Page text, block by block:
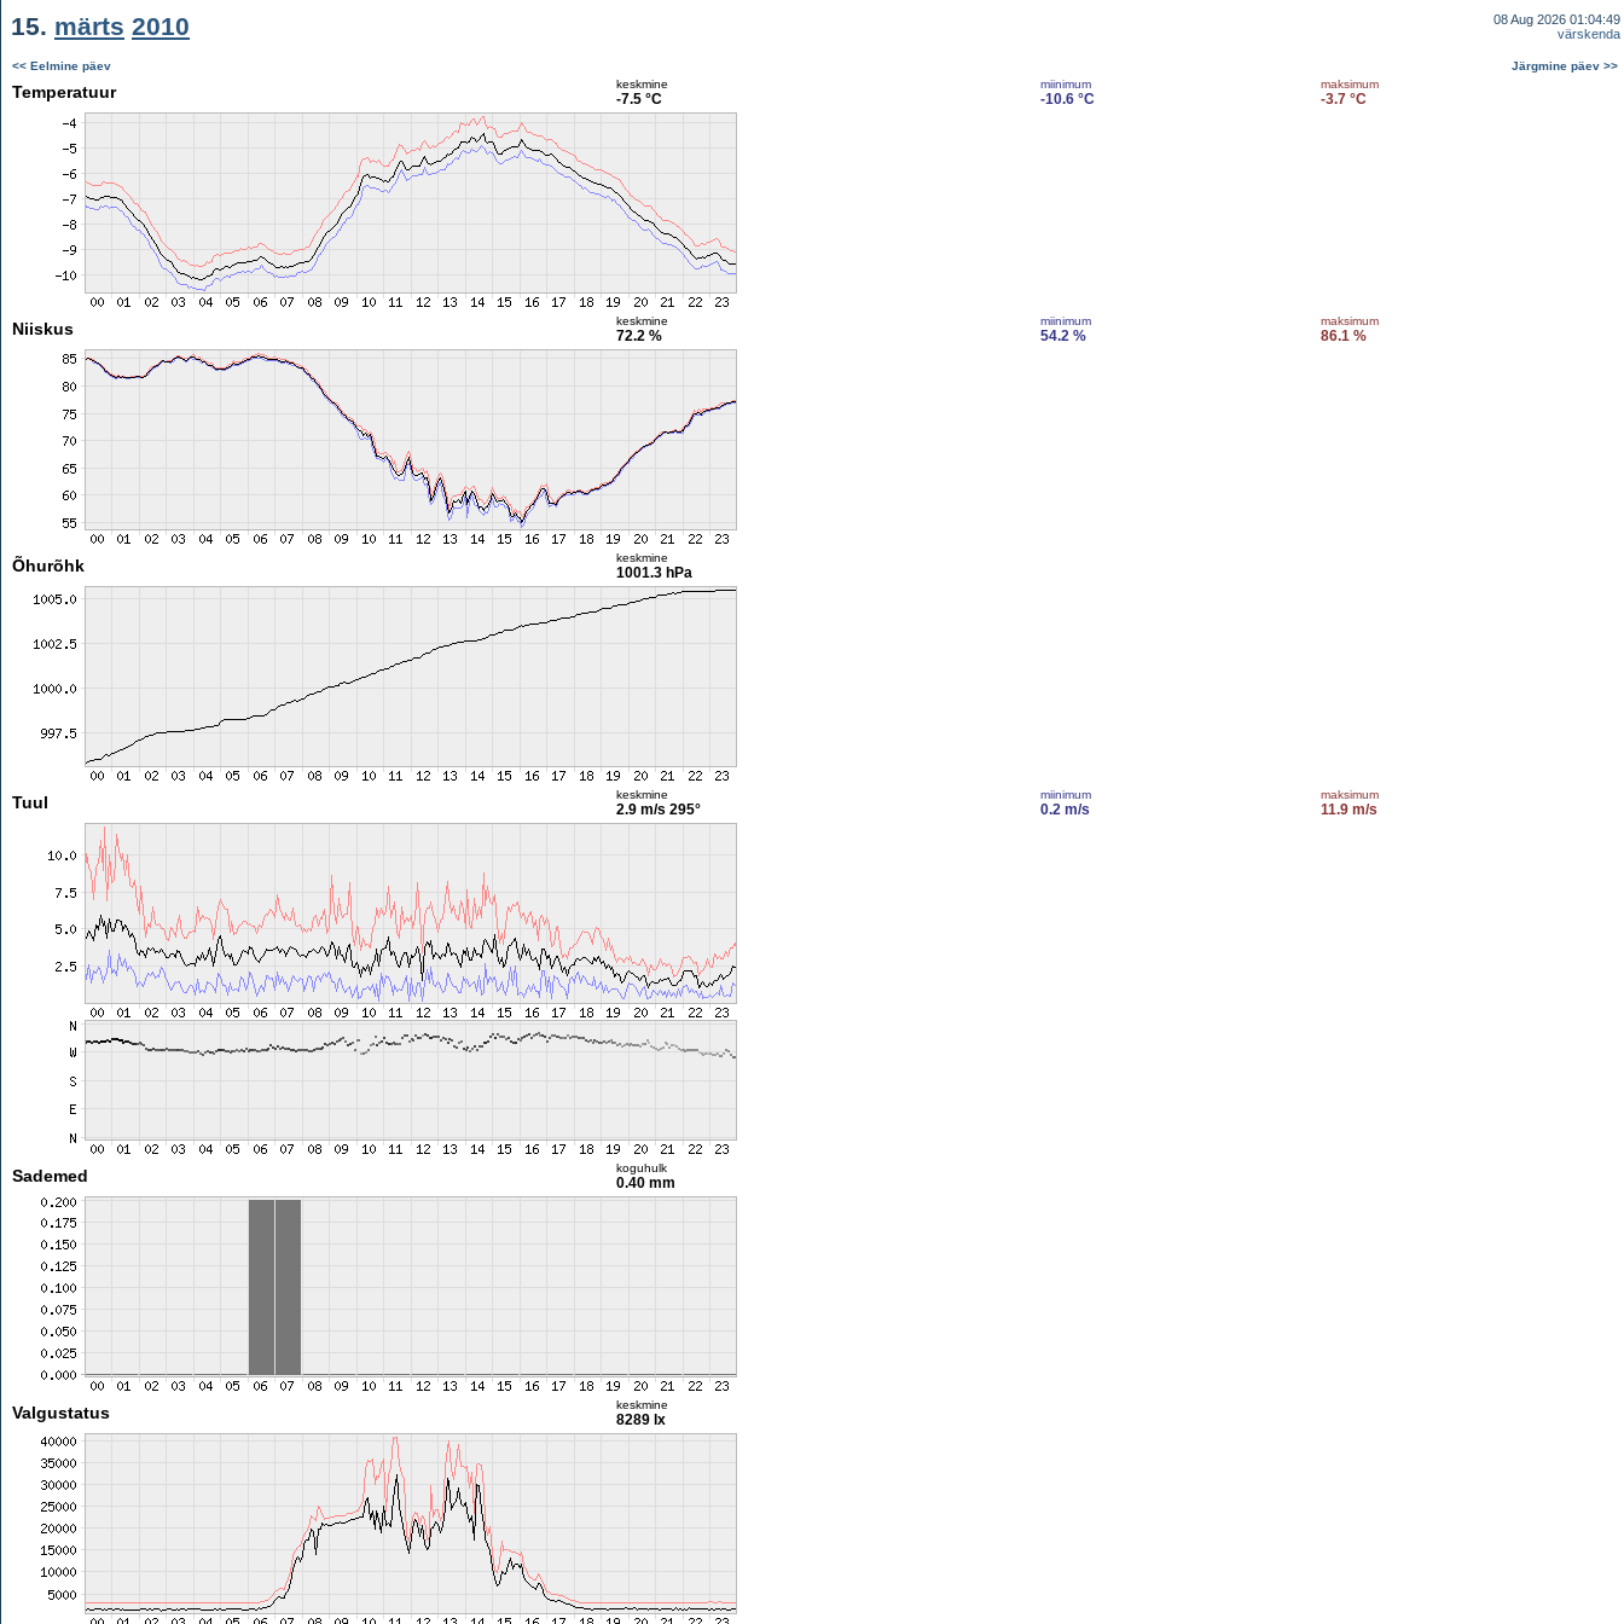
15. märts 2010
08 Aug 2026 01:04:49
värskenda
<< Eelmine päev Järgmine päev >>
Temperatuur keskmine
-7.5 °C
miinimum
-10.6 °C
maksimum
-3.7 °C
Niiskus keskmine
72.2 %
miinimum
54.2 %
maksimum
86.1 %
Õhurõhk keskmine
1001.3 hPa
Tuul keskmine
2.9 m/s 295°
miinimum
0.2 m/s
maksimum
11.9 m/s
Sademed koguhulk
0.40 mm
Valgustatus keskmine
8289 lx